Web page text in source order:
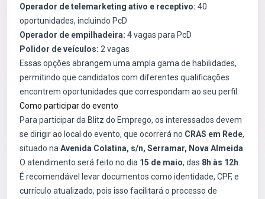
Operador de telemarketing ativo e receptivo: 40
oportunidades, incluindo PcD
Operador de empilhadeira: 4 vagas para PcD
Polidor de veículos: 2 vagas
Essas opções abrangem uma ampla gama de habilidades,
permitindo que candidatos com diferentes qualificações
encontrem oportunidades que correspondam ao seu perfil.
Como participar do evento
Para participar da Blitz do Emprego, os interessados devem
se dirigir ao local do evento, que ocorrerá no CRAS em Rede,
situado na Avenida Colatina, s/n, Serramar, Nova Almeida
O atendimento será feito no dia 15 de maio, das 8h às 12h
É recomendável levar documentos como identidade, CPF, e
currículo atualizado, pois isso facilitará o processo de